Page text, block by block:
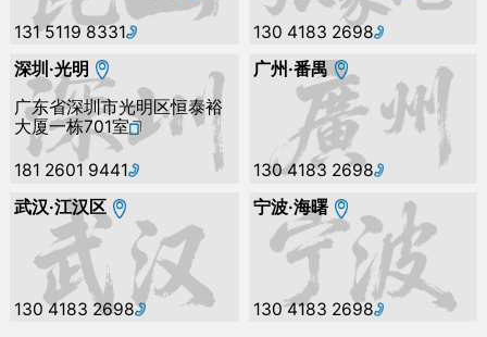
130 4183 2698
深圳·光明
广东省深圳市光明区恒泰裕
大厦一栋701室
181 2601 9441
131 5119 8331
广州·番禺
130 4183 2698
武汉·江汉区
130 4183 2698
宁波·海曙
130 4183 2698